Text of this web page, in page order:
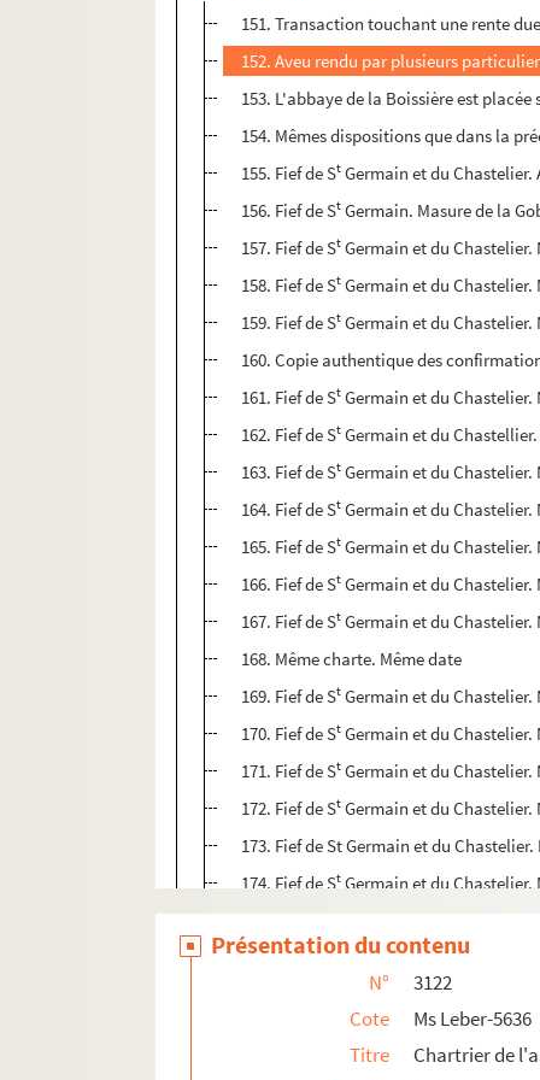
151. Transaction touchant une rente
152. Aveu rendu par plusieurs
153. L'abbaye de la Boissière est
154. Mêmes dispositions que dans la
155. Fief de St Germain et du Chastelier.
156. Fief de St Germain. Masure de la
157. Fief de St Germain et du Chastelier.
158. Fief de St Germain et du Chastelier.
159. Fief de St Germain et du Chastelier.
160. Copie authentique des
161. Fief de St Germain et du Chastelier.
162. Fief de St Germain et du
163. Fief de St Germain et du Chastelier.
164. Fief de St Germain et du Chastelier.
165. Fief de St Germain et du Chastelier.
166. Fief de St Germain et du Chastelier.
167. Fief de St Germain et du Chastelier.
168. Même charte. Même date
169. Fief de St Germain et du Chastelier.
170. Fief de St Germain et du Chastelier.
171. Fief de St Germain et du Chastelier.
172. Fief de St Germain et du Chastelier.
173. Fief de St Germain et du
174. Fief de St Germain et du Chastelier.
175. Bail de la Grange des Loges
176. Dîme de la Grange des Loges,
177. Le cardinal de Rambouillet
178. La dîme des bleds noirs de la
179. Nicolas et Julien Rouillé vendent
Présentation du contenu
N°
3122
Cote
Ms Leber-5636
Titre
Chartrier de